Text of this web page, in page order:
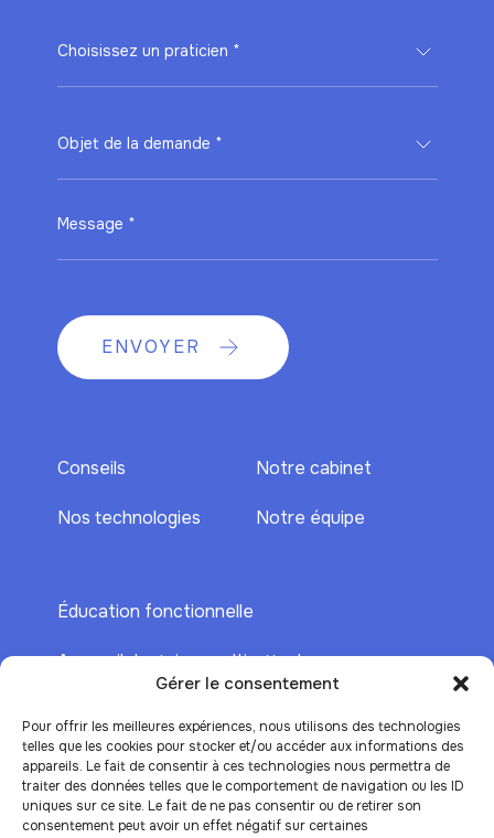
Gérer le consentement
Pour offrir les meilleures expériences, nous utilisons des technologies
telles que les cookies pour stocker et/ou accéder aux informations des
appareils. Le fait de consentir à ces technologies nous permettra de
traiter des données telles que le comportement de navigation ou les ID
uniques sur ce site. Le fait de ne pas consentir ou de retirer son
consentement peut avoir un effet négatif sur certaines
Choisissez un praticien *
Objet de la demande *
Message *
ENVOYER
Conseils
Nos technologies
Notre cabinet
Notre équipe
Éducation fonctionnelle
Appareil dentaire : multi-attaches
Contention
Orthodontie à Thonon-les-Bains